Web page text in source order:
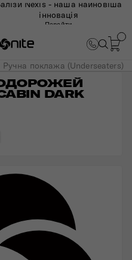
Nexis - наша найновіша
інновація
Перейти
Ручна поклажа (Underseaters)
DARK